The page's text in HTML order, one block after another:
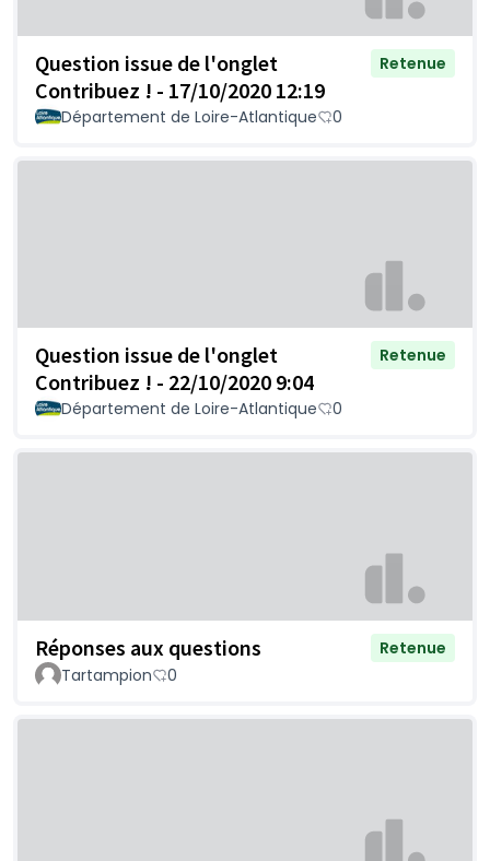
Question issue de l'onglet
Contribuez ! - 17/10/2020 12:19
Retenue
Département de Loire-Atlantique 0
Question issue de l'onglet
Contribuez ! - 22/10/2020 9:04
Retenue
Département de Loire-Atlantique 0
Réponses aux questions
Retenue
Tartampion
0